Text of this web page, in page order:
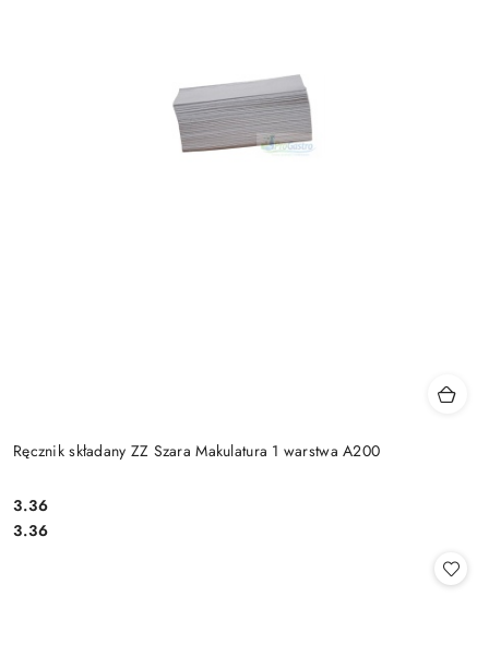
Ręcznik składany ZZ Szara Makulatura 1 warstwa A200
Cena:
3.36
Cena:
3.36